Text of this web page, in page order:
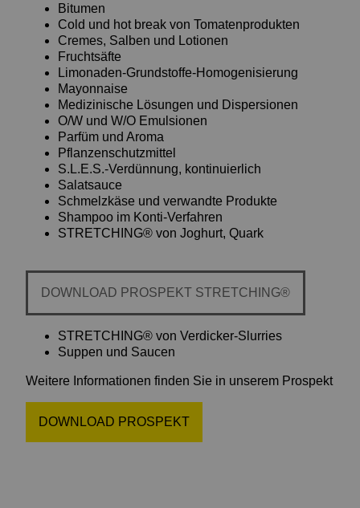
Bitumen
Cold und hot break von Tomatenprodukten
Cremes, Salben und Lotionen
Fruchtsäfte
Limonaden-Grundstoffe-Homogenisierung
Mayonnaise
Medizinische Lösungen und Dispersionen
O/W und W/O Emulsionen
Parfüm und Aroma
Pflanzenschutzmittel
S.L.E.S.-Verdünnung, kontinuierlich
Salatsauce
Schmelzkäse und verwandte Produkte
Shampoo im Konti-Verfahren
STRETCHING® von Joghurt, Quark
DOWNLOAD PROSPEKT STRETCHING®
STRETCHING® von Verdicker-Slurries
Suppen und Saucen
Weitere Informationen finden Sie in unserem Prospekt
DOWNLOAD PROSPEKT